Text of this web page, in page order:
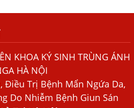
Tố Liên Quan Đến Bệnh Giun
Nổi Mề Đay Do Nhiễm Sán
Phòng Khám Ánh Nga Đề Tài
KHOA KÝ SINH TRÙNG ÁNH
HÀ NỘI
Điều Trị Bệnh Mẩn Ngứa Da,
Do Nhiễm Bệnh Giun Sán